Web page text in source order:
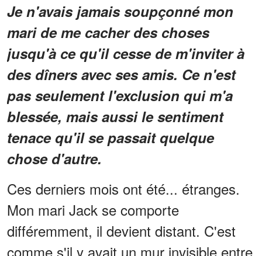
Je n'avais jamais soupçonné mon
mari de me cacher des choses
jusqu'à ce qu'il cesse de m'inviter à
des dîners avec ses amis. Ce n'est
pas seulement l'exclusion qui m'a
blessée, mais aussi le sentiment
tenace qu'il se passait quelque
chose d'autre.
Ces derniers mois ont été... étranges.
Mon mari Jack se comporte
différemment, il devient distant. C'est
comme s'il y avait un mur invisible entre